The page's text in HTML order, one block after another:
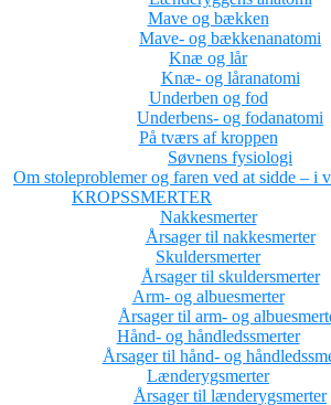
Mave og bækken
Mave- og bækkenanatomi
Knæ og lår
Knæ- og låranatomi
Underben og fod
Underbens- og fodanatomi
På tværs af kroppen
Søvnens fysiologi
Om stoleproblemer og faren ved at sidde – i
KROPSSMERTER
Nakkesmerter
Årsager til nakkesmerter
Skuldersmerter
Årsager til skuldersmerter
Arm- og albuesmerter
Årsager til arm- og
Hånd- og håndledssmerter
Årsager til hånd- og
Lænderygsmerter
Årsager til lænderygsmerter